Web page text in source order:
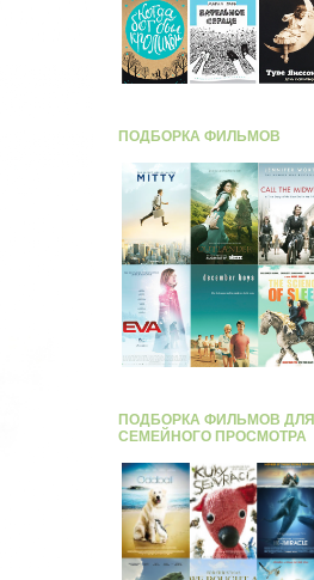
ПОДБОРКА ФИЛЬМОВ
ПОДБОРКА ФИЛЬМОВ ДЛЯ
СЕМЕЙНОГО ПРОСМОТРА